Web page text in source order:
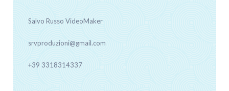
Salvo Russo VideoMaker
srvproduzioni@gmail.com
+39 3318314337